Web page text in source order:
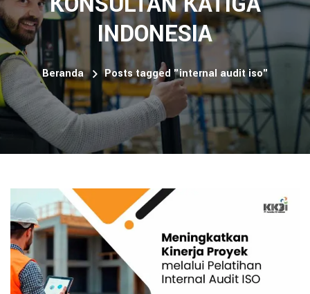
INDONESIA
Beranda Posts tagged "internal audit iso"